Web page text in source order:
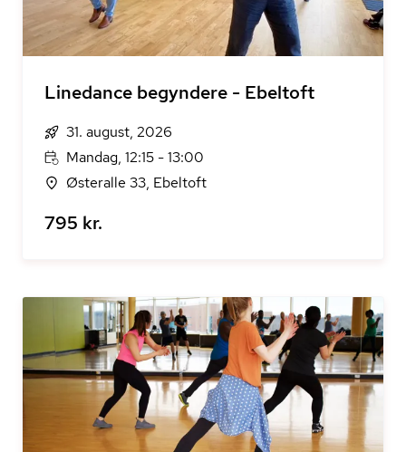
Linedance begyndere - Ebeltoft
31. august, 2026
Mandag, 12:15 - 13:00
Østeralle 33, Ebeltoft
795 kr.